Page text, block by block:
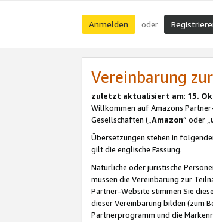
Anmelden oder
Vereinbarung
zuletzt aktualisiert am: 15.
Willkommen auf Amazons
Gesellschaften („Amazon“ oder „
Übersetzungen stehen in
gilt die englische Fassung.
Natürliche oder juristische
müssen die Vereinbarung zur
Partner-Website stimmen Sie
dieser Vereinbarung bilden (zum
Partnerprogramm und die